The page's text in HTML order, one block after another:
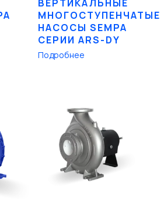
ВЕРТИКАЛЬНЫЕ
МНОГОСТУПЕНЧАТЫЕ
НАСОСЫ SEMPA
СЕРИИ ARS-DY
Подробнее